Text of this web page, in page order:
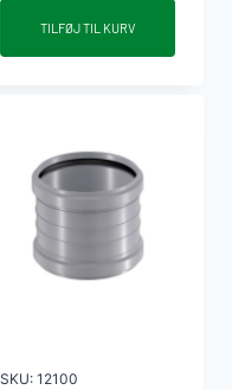
muffe
mm
antal
TILFØJ TIL KURV
SKU: 12100